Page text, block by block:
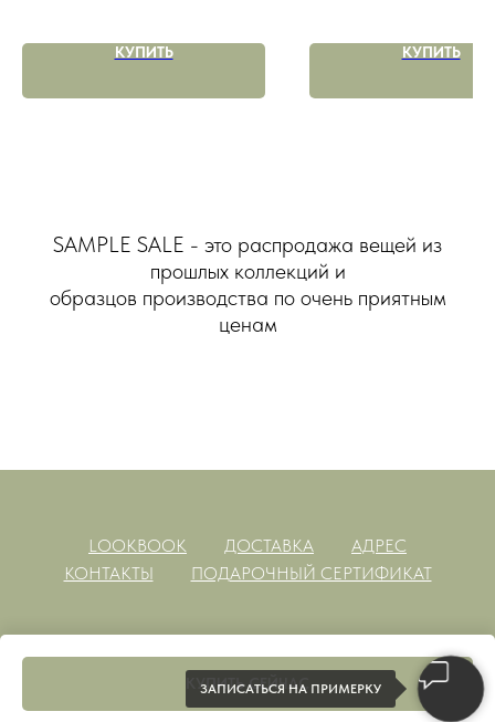
КУПИТЬ СЕЙЧАС
КУПИТЬ КУПИТЬ
SAMPLE SALE - это распродажа вещей из
прошлых коллекций и
образцов производства по очень приятным
ценам
ЗАПИСАТЬСЯ НА ПРИМЕРКУ
LOOKBOOK ДОСТАВКА
АДРЕС
КОНТАКТЫ
ПОДАРОЧНЫЙ СЕРТИФИКАТ
Made on Tilda